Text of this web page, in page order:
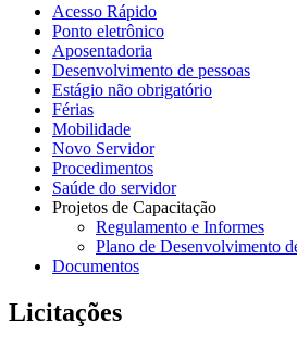
Acesso Rápido
Ponto eletrônico
Aposentadoria
Desenvolvimento de pessoas
Estágio não obrigatório
Férias
Mobilidade
Novo Servidor
Procedimentos
Saúde do servidor
Projetos de Capacitação
Regulamento e Informes
Plano de Desenvolvimento
Documentos
Licitações